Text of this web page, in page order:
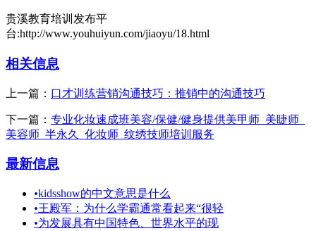
贵溪教育培训发布平
台:http://www.youhuiyun.com/jiaoyu/18.html
相关信息
上一篇： 口才训练营销沟通技巧：推销中的沟通技巧
下一篇： 专业化妆速成班美容/保健/健身提供美甲师_美睫师_
美容师_半永久_化妆师_纹绣技师培训服务
最新信息
•kidsshow的中文意思是什么
•王殿军：为什么学霸通常看起来“很轻
•为发展具有中国特色、世界水平的现